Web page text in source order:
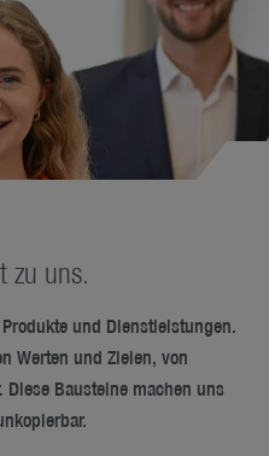
zu uns.
und Dienstleistungen.
Werten und Zielen, von
Bausteine machen uns